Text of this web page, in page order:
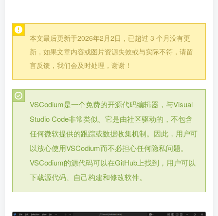
本文最后更新于2026年2月2日，已超过 3 个月没有更
新，如果文章内容或图片资源失效或与实际不符，请留
言反馈，我们会及时处理，谢谢！
VSCodium是一个免费的开源代码编辑器，与Visual
Studio Code非常类似。它是由社区驱动的，不包含
任何微软提供的跟踪或数据收集机制。因此，用户可
以放心使用VSCodium而不必担心任何隐私问题。
VSCodium的源代码可以在GitHub上找到，用户可以
下载源代码、自己构建和修改软件。